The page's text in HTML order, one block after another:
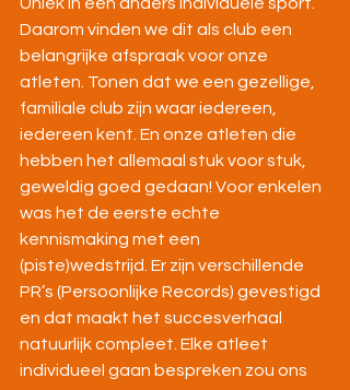
Daarom vinden we dit als club een
belangrijke afspraak voor onze
atleten. Tonen dat we een gezellige,
familiale club zijn waar iedereen,
iedereen kent. En onze atleten die
hebben het allemaal stuk voor stuk,
geweldig goed gedaan! Voor enkelen
was het de eerste echte
kennismaking met een
(piste)wedstrijd. Er zijn verschillende
PR’s (Persoonlijke Records) gevestigd
en dat maakt het succesverhaal
natuurlijk compleet. Elke atleet
individueel gaan bespreken zou ons